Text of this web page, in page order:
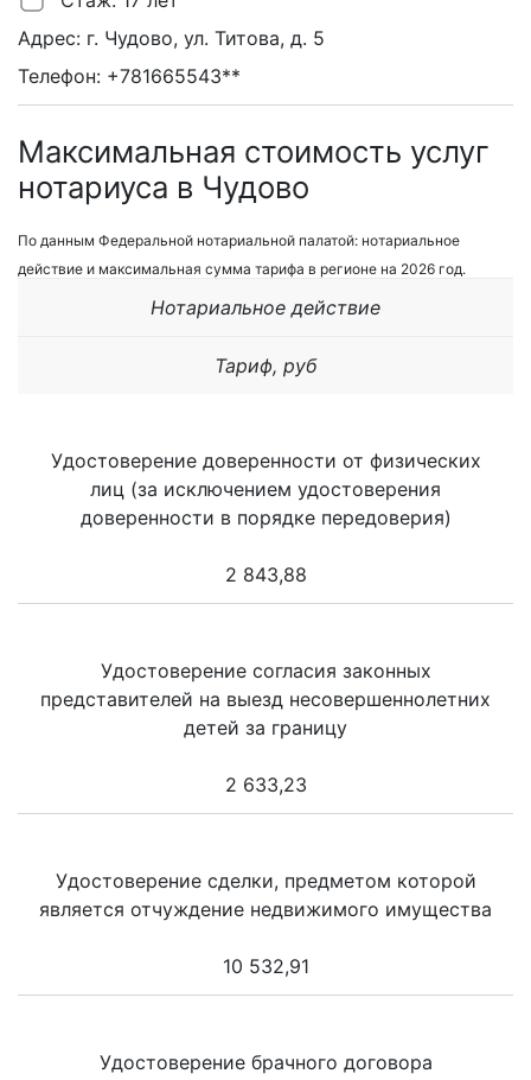
Адрес: г. Чудово, ул. Титова, д. 5
Телефон: +781665543**
Максимальная стоимость услуг
нотариуса в Чудово
По данным Федеральной нотариальной палатой: нотариальное
действие и максимальная сумма тарифа в регионе на 2026 год.
Нотариальное действие
Тариф, руб
Удостоверение доверенности от физических
лиц (за исключением удостоверения
доверенности в порядке передоверия)
2 843,88
Удостоверение согласия законных
представителей на выезд несовершеннолетних
детей за границу
2 633,23
Удостоверение сделки, предметом которой
является отчуждение недвижимого имущества
10 532,91
Удостоверение брачного договора